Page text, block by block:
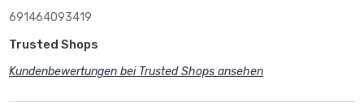
691464093419
Trusted Shops
Kundenbewertungen bei Trusted Shops ansehen